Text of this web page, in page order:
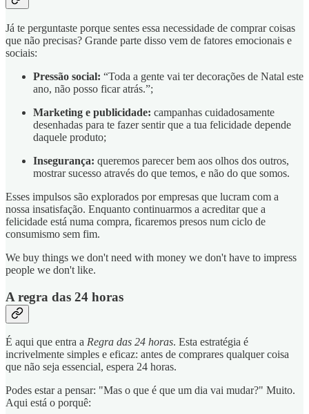
Já te perguntaste porque sentes essa necessidade de comprar coisas
que não precisas? Grande parte disso vem de fatores emocionais e
sociais:
Pressão social: “Toda a gente vai ter decorações de Natal este
ano, não posso ficar atrás.”;
Marketing e publicidade: campanhas cuidadosamente
desenhadas para te fazer sentir que a tua felicidade depende
daquele produto;
Insegurança: queremos parecer bem aos olhos dos outros,
mostrar sucesso através do que temos, e não do que somos.
Esses impulsos são explorados por empresas que lucram com a
nossa insatisfação. Enquanto continuarmos a acreditar que a
felicidade está numa compra, ficaremos presos num ciclo de
consumismo sem fim.
We buy things we don't need with money we don't have to impress
people we don't like.
A regra das 24 horas
É aqui que entra a Regra das 24 horas. Esta estratégia é
incrivelmente simples e eficaz: antes de comprares qualquer coisa
que não seja essencial, espera 24 horas.
Podes estar a pensar: "Mas o que é que um dia vai mudar?" Muito.
Aqui está o porquê: